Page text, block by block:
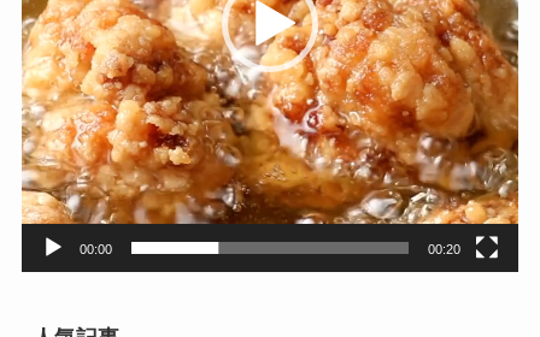
00:00 00:20